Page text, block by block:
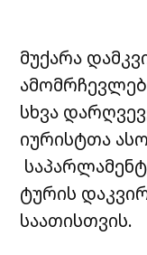
მუქარა
სხვა
იურისტთა
ტურის
საათისთვის.